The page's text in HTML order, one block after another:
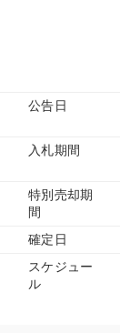
公告日
入札期間
特別売却期
間
確定日
スケジュー
ル